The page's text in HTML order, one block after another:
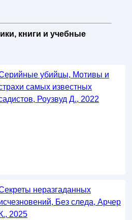
книги и учебные
убийцы, Мотивы и
самых известных
Роузвуд Д., 2022
неразгаданных
Без следа, Арчер
К., 2025